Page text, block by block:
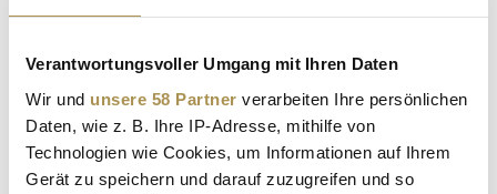
Verantwortungsvoller Umgang mit Ihren Daten
Wir und unsere 58 Partner verarbeiten Ihre persönlichen
Daten, wie z. B. Ihre IP-Adresse, mithilfe von
Technologien wie Cookies, um Informationen auf Ihrem
Gerät zu speichern und darauf zuzugreifen und so